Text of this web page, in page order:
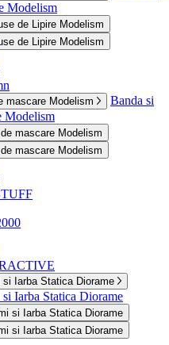
Modelism
de Lipire Modelism
de Lipire Modelism
mascare Modelism
Banda si
Modelism
mascare Modelism
mascare Modelism
Iarba Statica Diorame
Iarba Statica Diorame
si Iarba Statica Diorame
si Iarba Statica Diorame